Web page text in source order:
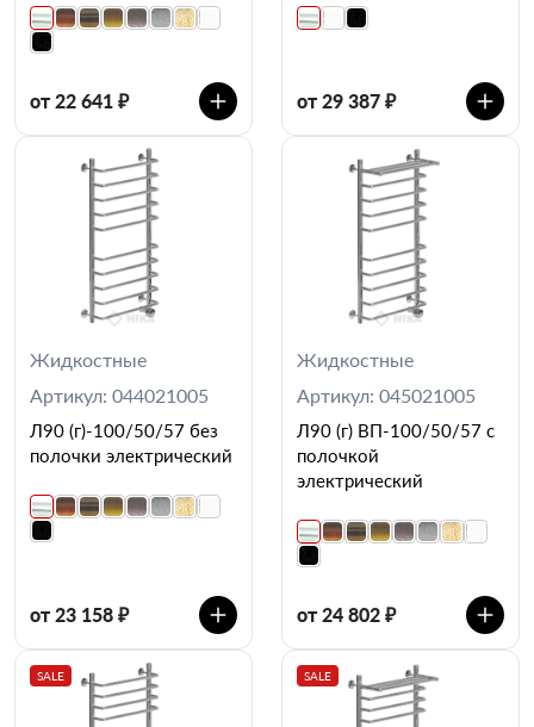
от 22 641 ₽ от 29 387 ₽
Жидкостные
Артикул: 044021005
Л90 (г)-100/50/57 без
полочки электрический
от 23 158 ₽
Жидкостные
Артикул: 045021005
Л90 (г) ВП-100/50/57 с
полочкой
электрический
от 24 802 ₽
SALE SALE